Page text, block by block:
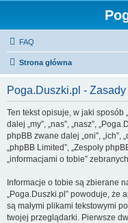
FAQ
Strona główna
Poga.Duszki.pl -
Ten tekst opisuje, w jaki sposób
dalej „my”, „nas”, „nasz”,
phpBB zwane dalej „oni”, „ich”,
„phpBB Limited”, „Zespoły
„informacjami o tobie”
Informacje o tobie są zbierane
„Poga.Duszki.pl” powoduje, że
są małymi plikami tekstowymi
twojej przeglądarki. Pierwsze